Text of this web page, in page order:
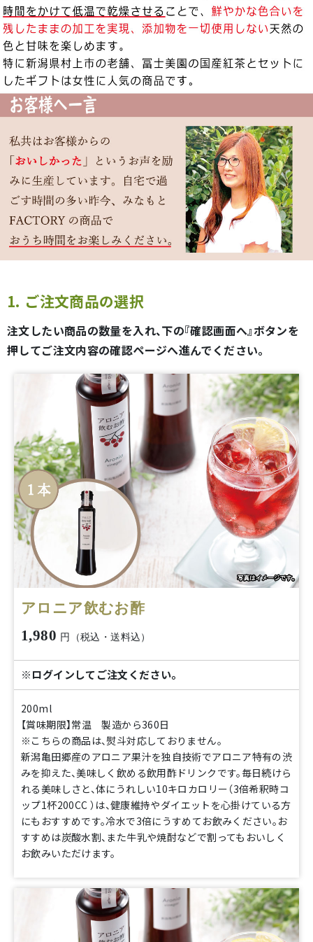
1. ご注文商品の選択
注文したい商品の数量を入れ、下の『確認画面へ』ボタンを
押してご注文内容の確認ページへ進んでください。
アロニア飲むお酢
1,980 円（税込・送料込）
※ログインしてご注文ください。
200ml
【賞味期限】常温 製造から360日
※こちらの商品は、熨斗対応しておりません。
新潟亀田郷産のアロニア果汁を独自技術でアロニア特有の渋
みを抑えた、美味しく飲める飲用酢ドリンクです。毎日続けら
れる美味しさと、体にうれしい10キロカロリー（3倍希釈時コ
ップ1杯200CC ）は、健康維持やダイエットを心掛けている方
にもおすすめです。冷水で3倍にうすめてお飲みください。お
すすめは炭酸水割、また牛乳や焼酎などで割ってもおいしく
お飲みいただけます。